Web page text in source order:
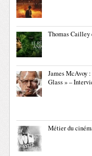
Thomas Cailley
James McAvoy
Glass » –
Métier du